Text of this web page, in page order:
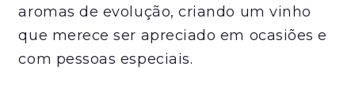
aromas de evolução, criando um vinho
que merece ser apreciado em ocasiões e
com pessoas especiais.